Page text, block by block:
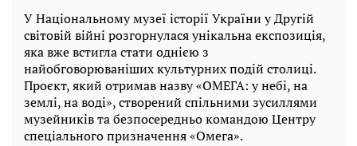
У Національному музеї історії України у Другій
світовій війні розгорнулася унікальна експозиція,
яка вже встигла стати однією з
найобговорюваніших культурних подій столиці.
Проєкт, який отримав назву «ОМЕГА: у небі, на
землі, на воді», створений спільними зусиллями
музейників та безпосередньо командою Центру
спеціального призначення «Омега».